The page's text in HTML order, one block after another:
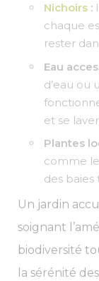
Nichoirs :
chaque
rester
Eau
d’eau ou
et se
Plantes
comme
des baies
Un jardin
soignant
biodiversité
la sérénité